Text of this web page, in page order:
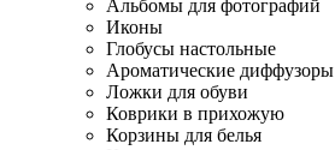
Альбомы для фотографий
Иконы
Глобусы настольные
Ароматические диффузоры
Ложки для обуви
Коврики в прихожую
Корзины для белья